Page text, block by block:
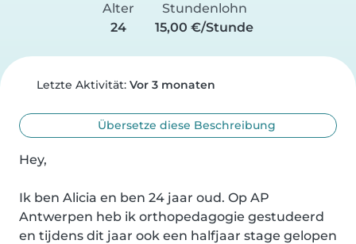
Alter
24
Stundenlohn
15,00 €/Stunde
Letzte Aktivität: Vor 3 monaten
Übersetze diese Beschreibung
Hey,
Ik ben Alicia en ben 24 jaar oud. Op AP
Antwerpen heb ik orthopedagogie gestudeerd
en tijdens dit jaar ook een halfjaar stage gelopen